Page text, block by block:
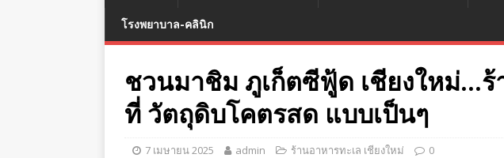
โรงพยาบาล-คลินิก
ชวนมาชิม ภูเก็ตซีฟู้ด เชียงใหม่…ร้
ที่ วัตถุดิบโคตรสด แบบเป็นๆ
7 เมษายน 2025 admin ร้านอาหารทะเล เชียงใหม่ 0